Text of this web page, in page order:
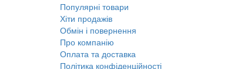
Популярні товари
Хіти продажів
Обмін і повернення
Про компанію
Оплата та доставка
Політика конфіденційності